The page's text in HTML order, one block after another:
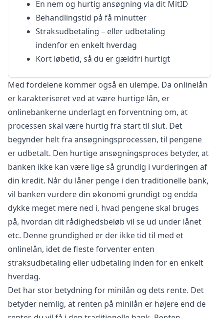
En nem og hurtig ansøgning via dit MitID
Behandlingstid på få minutter
Straksudbetaling – eller udbetaling
indenfor en enkelt hverdag
Kort løbetid, så du er gældfri hurtigt
Med fordelene kommer også en ulempe. Da onlinelån
er karakteriseret ved at være hurtige lån, er
onlinebankerne underlagt en forventning om, at
processen skal være hurtig fra start til slut. Det
begynder helt fra ansøgningsprocessen, til pengene
er udbetalt. Den hurtige ansøgningsproces betyder, at
banken ikke kan være lige så grundig i vurderingen af
din kredit. Når du låner penge i den traditionelle bank,
vil banken vurdere din økonomi grundigt og endda
dykke meget mere ned i, hvad pengene skal bruges
på, hvordan dit rådighedsbeløb vil se ud under lånet
etc. Denne grundighed er der ikke tid til med et
onlinelån, idet de fleste forventer enten
straksudbetaling eller udbetaling inden for en enkelt
hverdag.
Det har stor betydning for minilån og dets rente. Det
betyder nemlig, at renten på minilån er højere end de